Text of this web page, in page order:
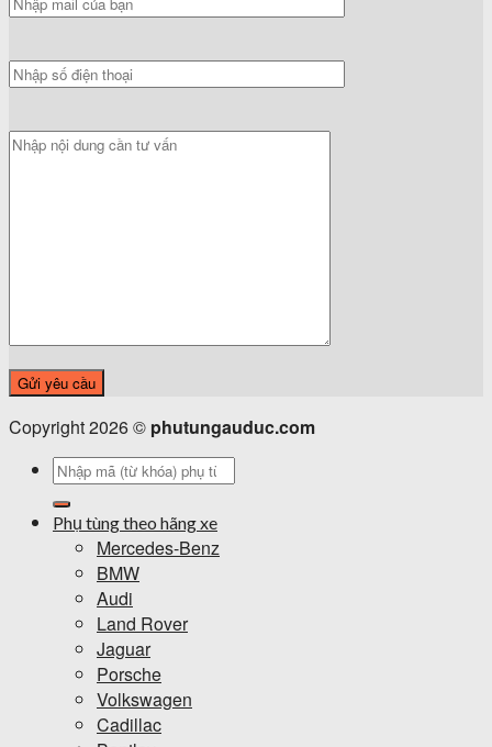
Copyright 2026 © phutungauduc.com
Tìm
Phụ tùng theo hãng xe
Mercedes-Benz
BMW
Audi
Land Rover
Jaguar
Porsche
Volkswagen
Cadillac